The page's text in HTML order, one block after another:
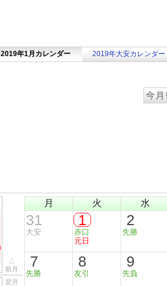
2019年1月カレンダー 2019年大安カレンダー
△
前月
翌月
月 火 水
31
大安
1
赤口
元日
2
先勝
7
先勝
8
友引
9
先負